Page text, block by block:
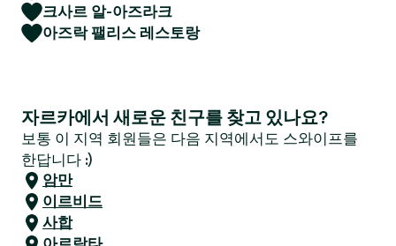
크사르 알-아즈라크
아즈락 팰리스 레스토랑
자르카에서 새로운 친구를 찾고 있나요?
보통 이 지역 회원들은 다음 지역에서도 스와이프를
한답니다 :)
암만
이르비드
사합